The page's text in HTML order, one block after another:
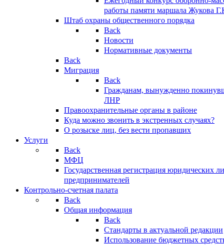
работы памяти маршала Жукова
Штаб охраны общественного порядка
Back
Новости
Нормативные документы
Back
Миграция
Back
Гражданам, вынужденно
ЛНР
Правоохранительные органы в районе
Куда можно звонить в экстренных случаях?
О розыске лиц, без вести пропавших
Услуги
Back
МФЦ
Государственная регистрация юридических
предпринимателей
Контрольно-счетная палата
Back
Общая информация
Back
Стандарты в актуальной редакции
Использование бюджетных